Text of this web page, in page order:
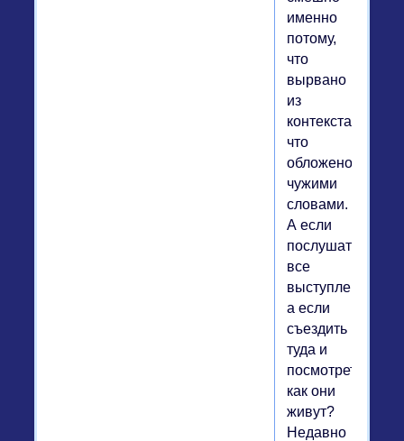
именно
потому,
что
вырвано
из
контекста,
что
обложено
чужими
словами.
А если
послушать
все
выступление???
а если
съездить
туда и
посмотреть
как они
живут?
Недавно